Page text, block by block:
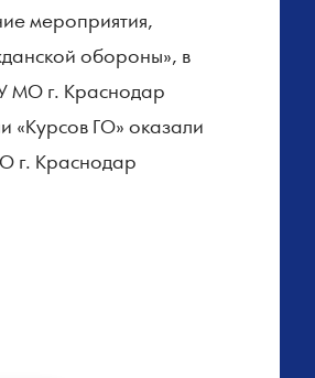
мероприятия,
обороны», в
МО г. Краснодар
ГО» оказали
г. Краснодар